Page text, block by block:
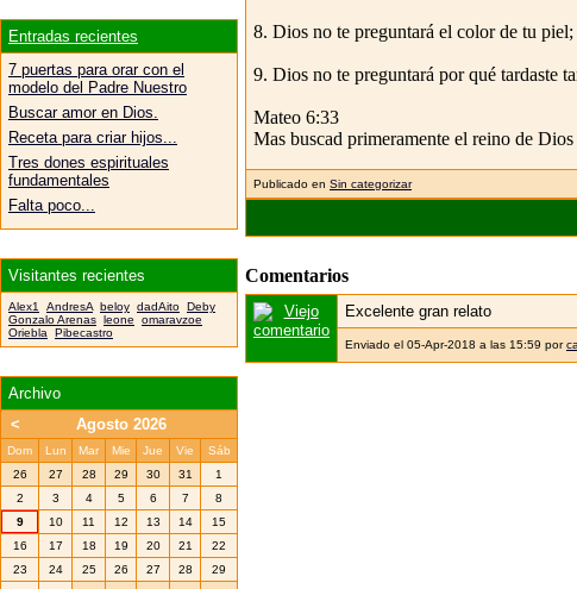
8. Dios no te preguntará el color de tu
9. Dios no te preguntará por qué tardaste
Mateo 6:33
Mas buscad primeramente el reino de
Publicado en Sin categorizar
Comentarios
Excelente gran relato
Enviado el 05-Apr-2018 a las 15:59 por
Entradas recientes
7 puertas para orar con el
modelo del Padre Nuestro
Buscar amor en Dios.
Receta para criar hijos...
Tres dones espirituales
fundamentales
Falta poco...
Visitantes recientes
Alex1 AndresA beloy dadAito
Deby
Gonzalo Arenas
leone
omaravzoe
Oriebla
Pibecastro
Archivo
<
Agosto 2026
Dom Lun Mar Mie Jue Vie
Sáb
26
27 28 29 30 31
1
2
3 4 5 6 7
8
9
10 11 12 13 14
15
16
17 18 19 20 21
22
23
24 25 26 27 28
29